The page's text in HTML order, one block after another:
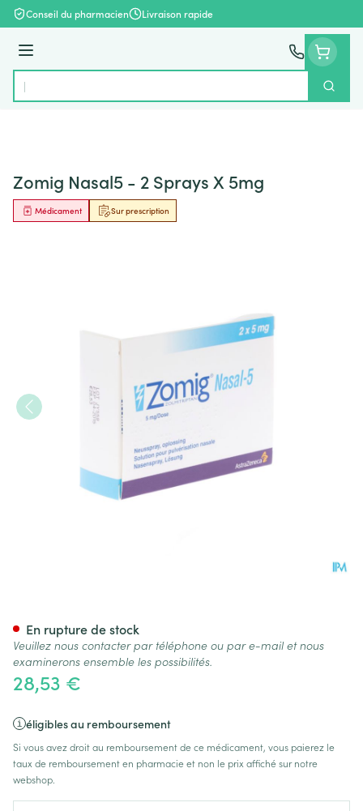
Aller au contenu
Conseil du pharmacien Livraison rapide
Menu
Rechercher
Zomig Nasal5 - 2 Sprays X 5mg
Sur prescription
Médicament
28,53 €
éligibles au remboursement
Si vous avez droit au remboursement de ce médicament, vous paierez le
taux de remboursement en pharmacie et non le prix affiché sur notre
webshop.
En rupture de stock
Veuillez nous contacter par téléphone ou par e-mail et nous
examinerons ensemble les possibilités.